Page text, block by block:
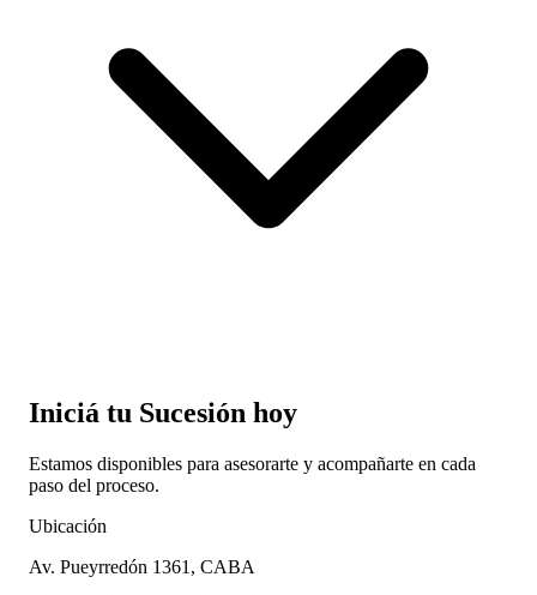
Iniciá tu Sucesión hoy
Estamos disponibles para asesorarte y acompañarte en cada
paso del proceso.
Ubicación
Av. Pueyrredón 1361, CABA